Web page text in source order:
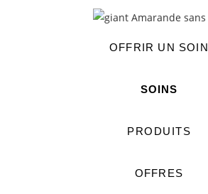
OFFRIR UN SOIN
SOINS
PRODUITS
OFFRES